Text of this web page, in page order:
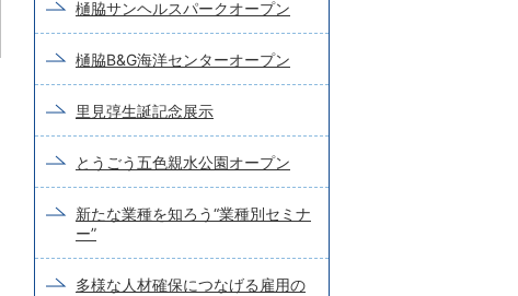
樋脇サンヘルスパークオープン
樋脇B&G海洋センターオープン
里見弴生誕記念展示
とうごう五色親水公園オープン
新たな業種を知ろう“業種別セミナ
ー”
多様な人材確保につなげる雇用の